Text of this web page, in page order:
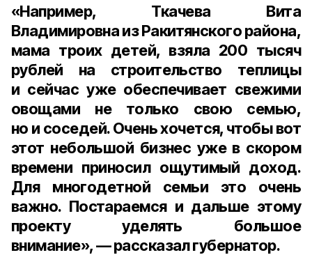
«Например, Ткачева Вита
Владимировна из Ракитянского района,
мама троих детей, взяла 200 тысяч
рублей на строительство теплицы
и сейчас уже обеспечивает свежими
овощами не только свою семью,
но и соседей. Очень хочется, чтобы вот
этот небольшой бизнес уже в скором
времени приносил ощутимый доход.
Для многодетной семьи это очень
важно. Постараемся и дальше этому
проекту уделять большое
внимание», — рассказал губернатор.